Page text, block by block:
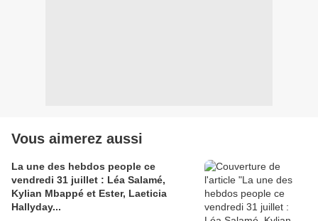
Vous aimerez aussi
La une des hebdos people ce
vendredi 31 juillet : Léa Salamé,
Kylian Mbappé et Ester, Laeticia
Hallyday...